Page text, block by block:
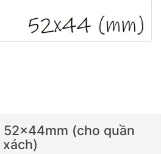
52x44mm (cho quần